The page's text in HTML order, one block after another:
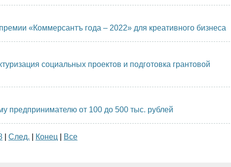
«Коммерсантъ года – 2022» для креативного бизнеса
социальных проектов и подготовка грантовой
предпринимателю от 100 до 500 тыс. рублей
След. Конец Все